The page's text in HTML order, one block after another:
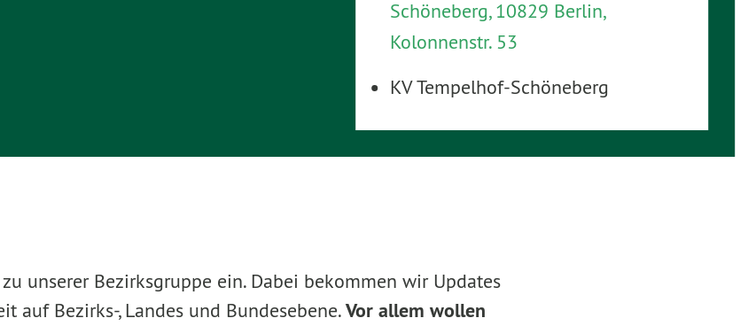
Schöneberg, 10829 Berlin,
Kolonnenstr. 53
KV Tempelhof-Schöneberg
unserer Bezirksgruppe ein. Dabei bekommen wir Updates
auf Bezirks-, Landes und Bundesebene.Vor allem wollen